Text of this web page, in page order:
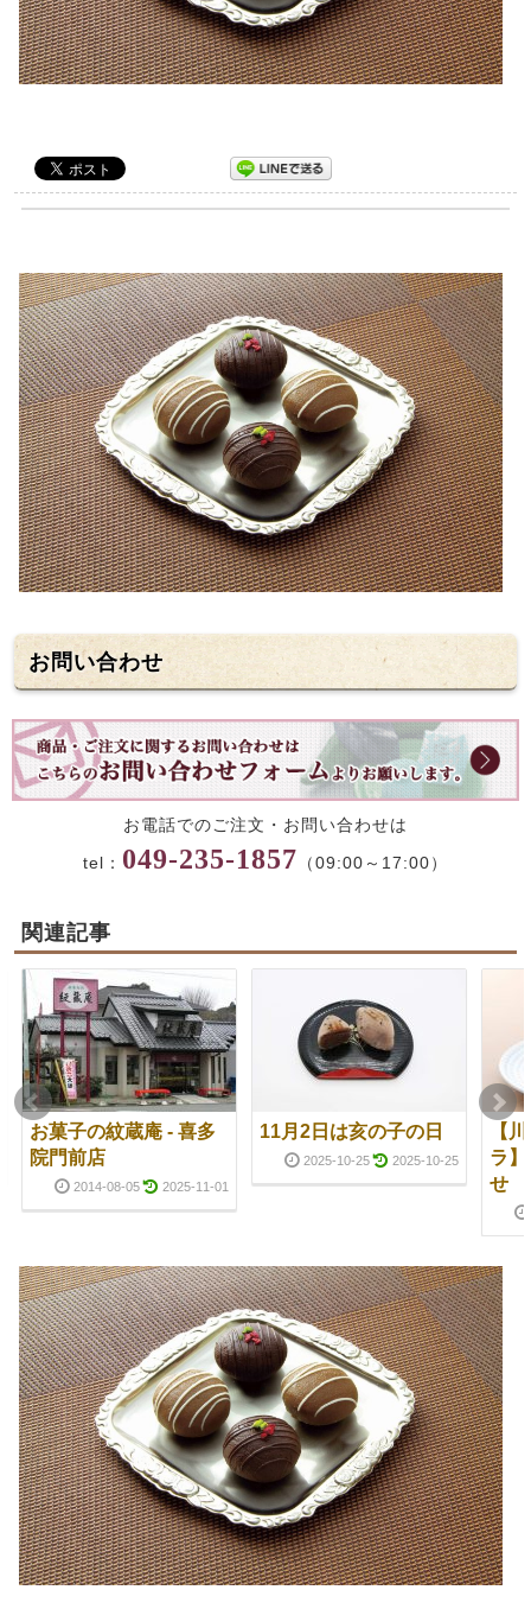
お問い合わせ
お電話でのご注文・お問い合わせは
tel： 049-235-1857 （09:00～17:00）
関連記事
お菓子の紋蔵庵 - 喜多
院門前店
2014-08-05 2025-11-01
11月2日は亥の子の日
2025-10-25 2025-10-25
【
ラ
せ